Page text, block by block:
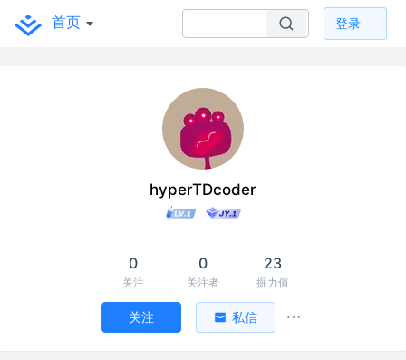
首页 登录
hyperTDcoder
0
关注
0
关注者
23
掘力值
关注 私信